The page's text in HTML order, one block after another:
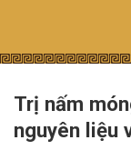
content
Trị nấm
nguyên liệu